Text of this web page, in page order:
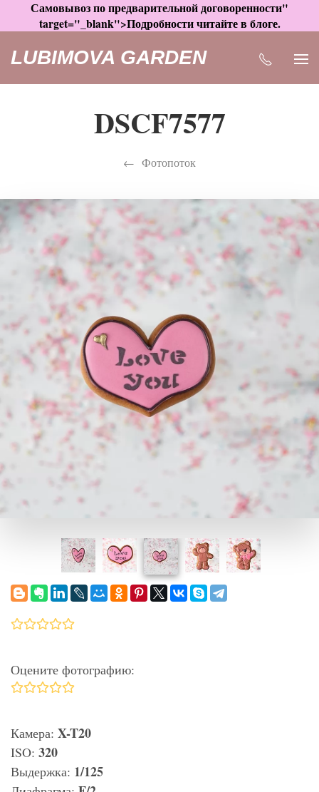
Самовывоз по предварительной договоренности"
target="_blank">Подробности читайте в блоге.
LUBIMOVA GARDEN
DSCF7577
Фотопоток
Оцените фотографию:
Камера: X-T20
ISO: 320
Выдержка: 1/125